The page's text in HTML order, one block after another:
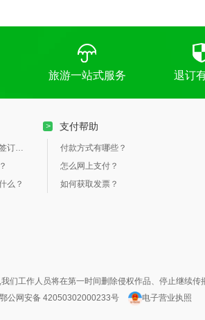
旅游一站式服务 退订
在网上支付如何签订合同？
么？
> 支付帮助
付款方式有哪些？
怎么网上支付？
如何获取发票？
们工作人员将在第一时间删除侵权作品、停止继续传
鄂公网安备 42050302000233号 电子营业执照